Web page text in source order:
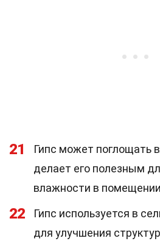
21
Гипс может поглощать
делает его полезным
влажности в
22
Гипс используется в
для улучшения